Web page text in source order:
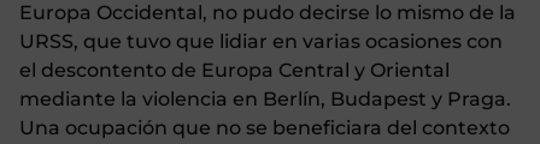
Europa Occidental, no pudo decirse lo mismo de la
URSS, que tuvo que lidiar en varias ocasiones con
el descontento de Europa Central y Oriental
mediante la violencia en Berlín, Budapest y Praga.
Una ocupación que no se beneficiara del contexto